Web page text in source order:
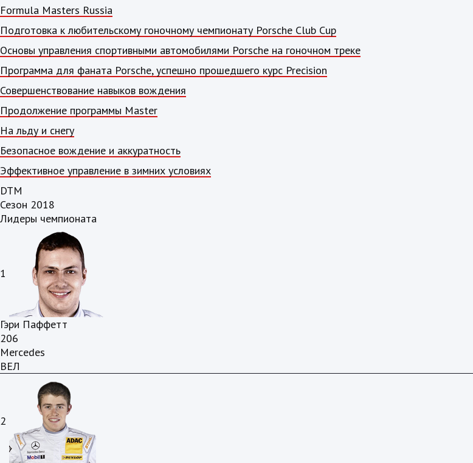
Formula Masters Russia
Подготовка к любительскому гоночному чемпионату Porsche Club Cup
Основы управления спортивными автомобилями Porsche на гоночном треке
Программа для фаната Porsche, успешно прошедшего курс Precision
Совершенствование навыков вождения
Продолжение программы Master
На льду и снегу
Безопасное вождение и аккуратность
Эффективное управление в зимних условиях
DTM
Сезон 2018
Лидеры чемпионата
1
Гэри Паффетт
206
Mercedes
ВЕЛ
2